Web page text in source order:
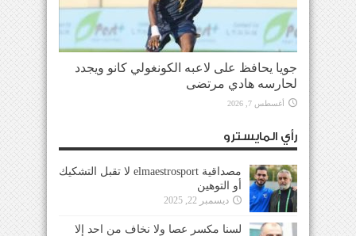
جويا يحافظ على لاعبه الكونغولي كانو ويجدد
لحارسه هادي مرتضى
أغسطس 7, 2026
رأي المايسترو
مصداقية elmaestrosport لا تقبل التشكيك
أو التوهين
ديسمبر 22, 2025
لسنا مكسر عصا ولا نخاف من احد إلا